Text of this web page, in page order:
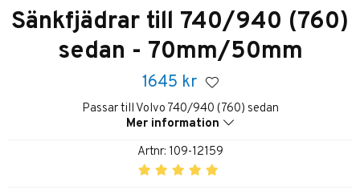
Sänkfjädrar till 740/940 (760)
sedan - 70mm/50mm
1645 kr
Passar till Volvo 740/940 (760) sedan
Mer information
Artnr: 109-12159